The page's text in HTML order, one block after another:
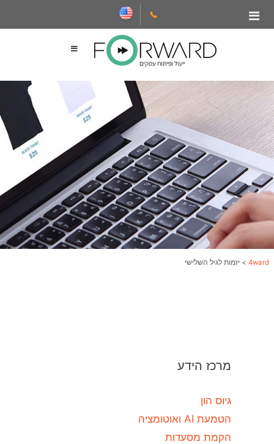
📞
4ward
> יזמות לגיל השלישי
מרכז הידע
גיוס הון
הטמעת AI ואוטומציה
הקמת מסעדות